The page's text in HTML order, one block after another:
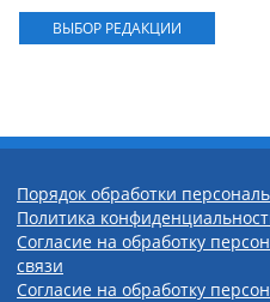
ВЫБОР РЕДАКЦИИ
Порядок обработки
Политика
Согласие на обработку
связи
Согласие на обработку